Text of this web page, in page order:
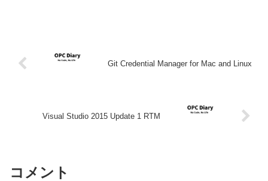
Git Credential Manager for Mac and Linux
Visual Studio 2015 Update 1 RTM
コメント